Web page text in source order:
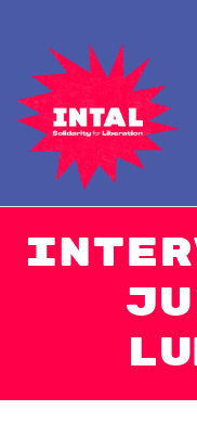
springen
Intal
Globalize Solidarity!